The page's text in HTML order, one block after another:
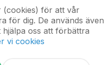
tabell här (nytt fönster)
(cookies) för att vår
för dig. De används även
oss att förbättra
vi cookies